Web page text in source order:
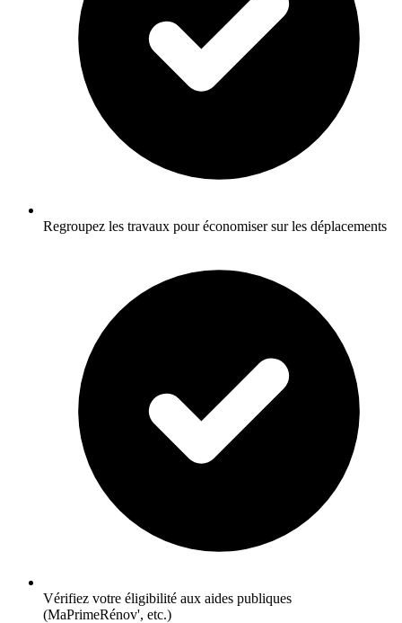
Regroupez les travaux pour économiser sur les déplacements
Vérifiez votre éligibilité aux aides publiques
(MaPrimeRénov', etc.)